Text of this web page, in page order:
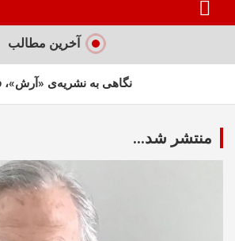
آخرین مطالب
نگاهی به نشریه‌ی «آرش»،
آرش، نشریه شماره ۱۶، اردیبهشت ۱۳۷۱، مه ۱۹۹۲
منتشر شد...